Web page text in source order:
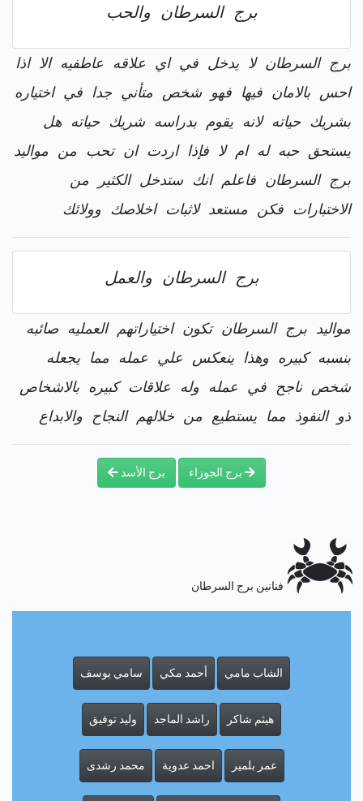
برج السرطان والحب
برج السرطان لا يدخل في اي علاقه عاطفيه الا اذا
احس بالامان فيها فهو شخص متأني جدا في اختياره
بشريك حياته لانه يقوم بدراسه شريك حياته هل
يستحق حبه له ام لا فإذا اردت ان تحب من مواليد
برج السرطان فاعلم انك ستدخل الكثير من
الاختبارات فكن مستعد لاثبات اخلاصك وولائك
برج السرطان والعمل
مواليد برج السرطان تكون اختياراتهم العمليه صائبه
بنسبه كبيره وهذا ينعكس علي عمله مما يجعله
شخص ناجح في عمله وله علاقات كبيره بالاشخاص
ذو النفوذ مما يستطيع من خلالهم النجاح والابداع
برج الجوزاء برج الأسد
فنانين برج السرطان
الشاب مامي أحمد مكي سامي يوسف
هيثم شاكر راشد الماجد وليد توفيق
عمر بلمير احمد عدوية محمد رشدى